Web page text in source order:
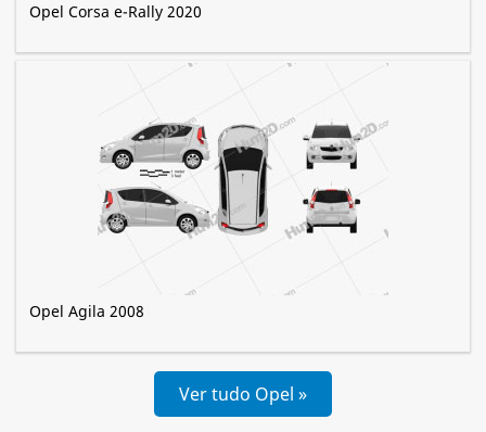
Opel Corsa e-Rally 2020
Opel Agila 2008
Ver tudo Opel »